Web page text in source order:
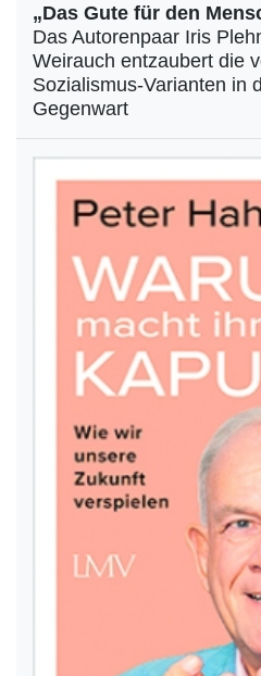
„Das Gute für den
Das Autorenpaar Iris
Weirauch entzaubert die
Sozialismus-Varianten in
Gegenwart